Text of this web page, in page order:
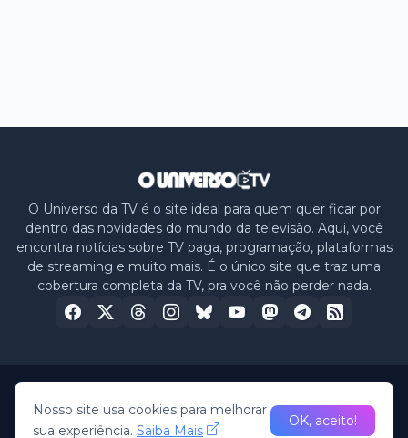
O Universo da TV é o site ideal para quem quer ficar por
dentro das novidades do mundo da televisão. Aqui, você
encontra notícias sobre TV paga, programação, plataformas
de streaming e muito mais. É o único site que traz uma
cobertura completa da TV, pra você não perder nada.
HomeSobre nósPolítica de PrivacidadeContato
Nosso site usa cookies para melhorar
sua experiência. Saiba Mais
OK, aceito!